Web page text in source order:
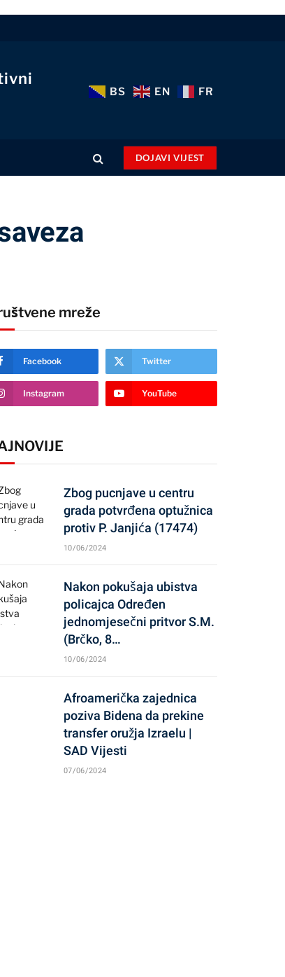
BS EN FR
DOJAVI VIJEST
mreže
Facebook Twitter
Instagram YouTube
Zbog pucnjave u centru
grada potvrđena optužnica
protiv P. Janjića (17474)
10/06/2024
Nakon pokušaja ubistva
policajca Određen
jednomjesečni pritvor S.M.
(Brčko, 8…
10/06/2024
Afroamerička zajednica
poziva Bidena da prekine
transfer oružja Izraelu |
SAD Vijesti
07/06/2024